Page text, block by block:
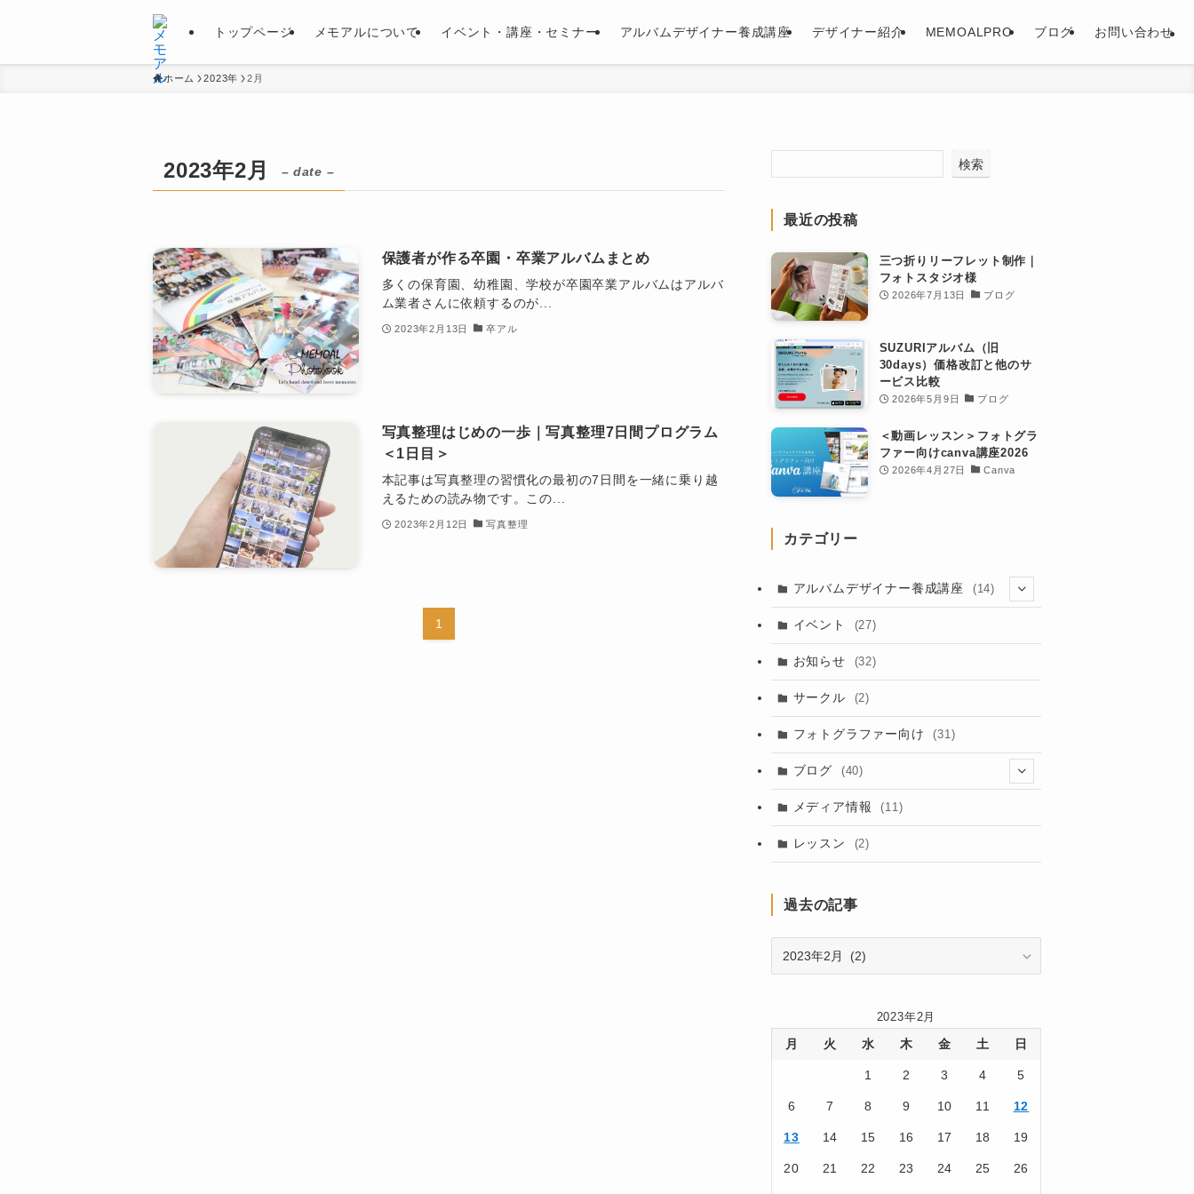
トップページ メモアルについて イベント・講座・セミナー アルバムデザイナー養成講座 デザイナー紹介 MEMOALPRO ブログ お問い合わせ
ホーム 2023年 2月
2023年2月 – date –
保護者が作る卒園・卒業アルバムまとめ
多くの保育園、幼稚園、学校が卒園卒業アルバムはアルバ
ム業者さんに依頼するのが...
2023年2月13日 卒アル
写真整理はじめの一歩｜写真整理7日間プログラム
＜1日目＞
本記事は写真整理の習慣化の最初の7日間を一緒に乗り越
えるための読み物です。この...
2023年2月12日 写真整理
1
検索
最近の投稿
三つ折りリーフレット制作｜
フォトスタジオ様
2026年7月13日 ブログ
SUZURIアルバム（旧
30days）価格改訂と他のサ
ービス比較
2026年5月9日 ブログ
＜動画レッスン＞フォトグラ
ファー向けcanva講座2026
2026年4月27日 Canva
カテゴリー
アルバムデザイナー養成講座 (14)
イベント (27)
お知らせ (32)
サークル (2)
フォトグラファー向け (31)
ブログ (40)
(2)
(7)
(1)
(1)
メディア情報 (11)
レッスン (2)
過去の記事
2023年2月
月 火 水 木 金 土 日
1 2 3 4 5
6 7 8 9 10 11 12
13 14 15 16 17 18 19
20 21 22 23 24 25 26